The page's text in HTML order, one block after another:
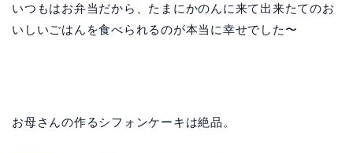
いつもはお弁当だから、たまにかのんに来て出来たてのお
いしいごはんを食べられるのが本当に幸せでした〜
お母さんの作るシフォンケーキは絶品。